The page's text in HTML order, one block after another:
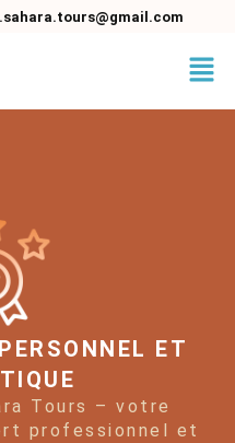
ET
Tours – votre
professionnel et